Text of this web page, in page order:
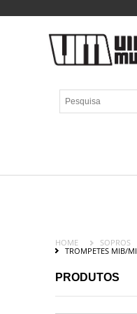
HOME SOPROS
TROMPETES MIB/MI
PRODUTOS